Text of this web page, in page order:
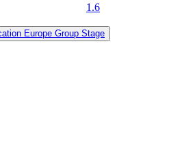
1.6
Europe Group Stage